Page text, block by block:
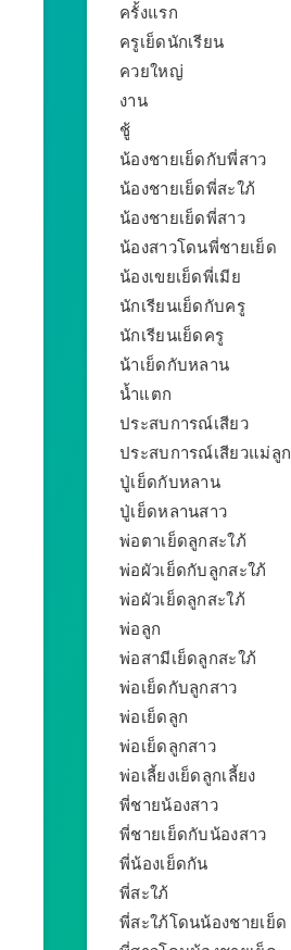
ครั้งแรก
ครูเย็ดนักเรียน
ควยใหญ่
งาน
ชู้
น้องชายเย็ดกับพี่สาว
น้องชายเย็ดพี่สะใภ้
น้องชายเย็ดพี่สาว
น้องสาวโดนพี่ชายเย็ด
น้องเขยเย็ดพี่เมีย
นักเรียนเย็ดกับครู
นักเรียนเย็ดครู
น้าเย็ดกับหลาน
น้ำแตก
ประสบการณ์เสียว
ประสบการณ์เสียวแม่ลูก
ปู่เย็ดกับหลาน
ปู่เย็ดหลานสาว
พ่อตาเย็ดลูกสะใภ้
พ่อผัวเย็ดกับลูกสะใภ้
พ่อผัวเย็ดลูกสะใภ้
พ่อลูก
พ่อสามีเย็ดลูกสะใภ้
พ่อเย็ดกับลูกสาว
พ่อเย็ดลูก
พ่อเย็ดลูกสาว
พ่อเลี้ยงเย็ดลูกเลี้ยง
พี่ชายน้องสาว
พี่ชายเย็ดกับน้องสาว
พี่น้องเย็ดกัน
พี่สะใภ้
พี่สะใภ้โดนน้องชายเย็ด